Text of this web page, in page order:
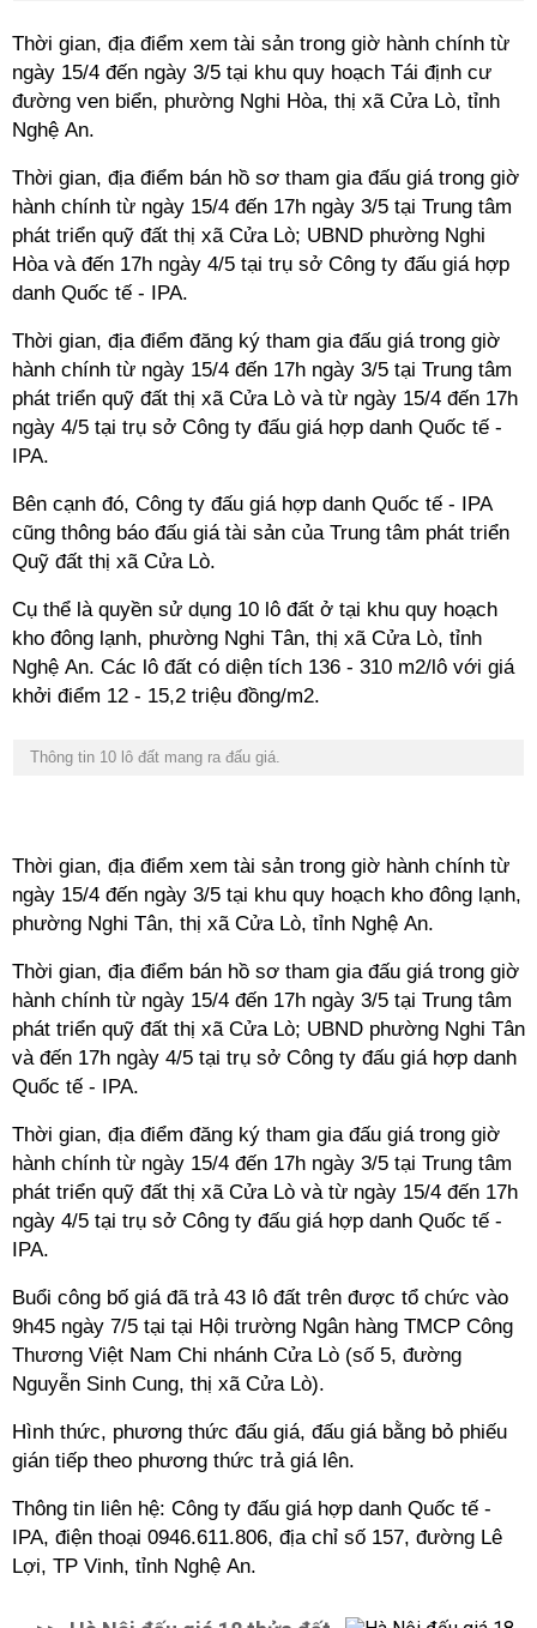
Thời gian, địa điểm xem tài sản trong giờ hành chính từ
ngày 15/4 đến ngày 3/5 tại khu quy hoạch Tái định cư
đường ven biển, phường Nghi Hòa, thị xã Cửa Lò, tỉnh
Nghệ An.
Thời gian, địa điểm bán hồ sơ tham gia đấu giá trong giờ
hành chính từ ngày 15/4 đến 17h ngày 3/5 tại Trung tâm
phát triển quỹ đất thị xã Cửa Lò; UBND phường Nghi
Hòa và đến 17h ngày 4/5 tại trụ sở Công ty đấu giá hợp
danh Quốc tế - IPA.
Thời gian, địa điểm đăng ký tham gia đấu giá trong giờ
hành chính từ ngày 15/4 đến 17h ngày 3/5 tại Trung tâm
phát triển quỹ đất thị xã Cửa Lò và từ ngày 15/4 đến 17h
ngày 4/5 tại trụ sở Công ty đấu giá hợp danh Quốc tế -
IPA.
Bên cạnh đó, Công ty đấu giá hợp danh Quốc tế - IPA
cũng thông báo đấu giá tài sản của Trung tâm phát triển
Quỹ đất thị xã Cửa Lò.
Cụ thể là quyền sử dụng 10 lô đất ở tại khu quy hoạch
kho đông lạnh, phường Nghi Tân, thị xã Cửa Lò, tỉnh
Nghệ An. Các lô đất có diện tích 136 - 310 m2/lô với giá
khởi điểm 12 - 15,2 triệu đồng/m2.
Thông tin 10 lô đất mang ra đấu giá.
Thời gian, địa điểm xem tài sản trong giờ hành chính từ
ngày 15/4 đến ngày 3/5 tại khu quy hoạch kho đông lạnh,
phường Nghi Tân, thị xã Cửa Lò, tỉnh Nghệ An.
Thời gian, địa điểm bán hồ sơ tham gia đấu giá trong giờ
hành chính từ ngày 15/4 đến 17h ngày 3/5 tại Trung tâm
phát triển quỹ đất thị xã Cửa Lò; UBND phường Nghi Tân
và đến 17h ngày 4/5 tại trụ sở Công ty đấu giá hợp danh
Quốc tế - IPA.
Thời gian, địa điểm đăng ký tham gia đấu giá trong giờ
hành chính từ ngày 15/4 đến 17h ngày 3/5 tại Trung tâm
phát triển quỹ đất thị xã Cửa Lò và từ ngày 15/4 đến 17h
ngày 4/5 tại trụ sở Công ty đấu giá hợp danh Quốc tế -
IPA.
Buổi công bố giá đã trả 43 lô đất trên được tổ chức vào
9h45 ngày 7/5 tại tại Hội trường Ngân hàng TMCP Công
Thương Việt Nam Chi nhánh Cửa Lò (số 5, đường
Nguyễn Sinh Cung, thị xã Cửa Lò).
Hình thức, phương thức đấu giá, đấu giá bằng bỏ phiếu
gián tiếp theo phương thức trả giá lên.
Thông tin liên hệ: Công ty đấu giá hợp danh Quốc tế -
IPA, điện thoại 0946.611.806, địa chỉ số 157, đường Lê
Lợi, TP Vinh, tỉnh Nghệ An.